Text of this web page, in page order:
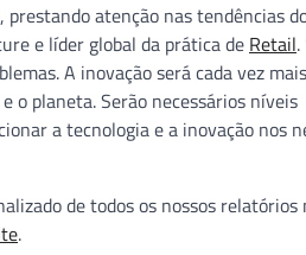
atenção nas tendências
e líder global da prática de Retail.
A inovação será cada vez mais
o planeta. Serão necessários níveis
a tecnologia e a inovação nos
de todos os nossos relatórios
.